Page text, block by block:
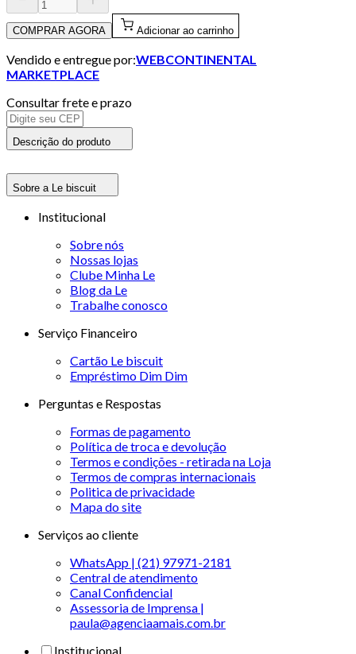
COMPRAR AGORA Adicionar ao carrinho
Vendido e entregue por:WEBCONTINENTAL
MARKETPLACE
Consultar frete e prazo
Descrição do produto
Sobre a Le biscuit
Institucional
Sobre nós
Nossas lojas
Clube Minha Le
Blog da Le
Trabalhe conosco
Serviço Financeiro
Cartão Le biscuit
Empréstimo Dim Dim
Perguntas e Respostas
Formas de pagamento
Política de troca e devolução
Termos e condições - retirada na Loja
Termos de compras internacionais
Politica de privacidade
Mapa do site
Serviços ao cliente
WhatsApp | (21) 97971-2181
Central de atendimento
Canal Confidencial
Assessoria de Imprensa |
paula@agenciaamais.com.br
Institucional